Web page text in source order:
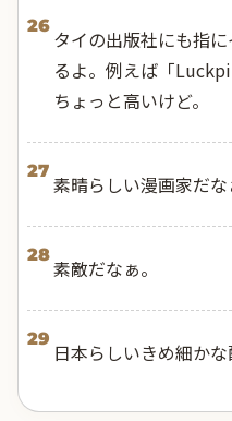
26
タイの出版社にも指
るよ。例えば「
ちょっと高いけど。
27
素晴らしい漫画家だな
28
素敵だなぁ。
29
日本らしいきめ細か